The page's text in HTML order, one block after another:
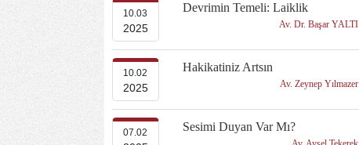
10.03
2025
Devrimin Temeli: Laiklik
Av. Dr. Başar YALTI
10.02
2025
Hakikatiniz Artsın
Av. Zeynep Yılmazer
07.02 Sesimi Duyan Var Mı?